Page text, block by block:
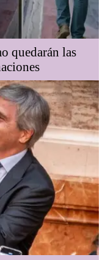
quedarán las